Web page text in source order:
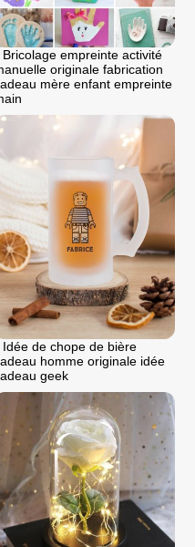
Bricolage empreinte activité
originale fabrication
mère enfant empreinte
Idée de chope de bière
homme originale idée
geek